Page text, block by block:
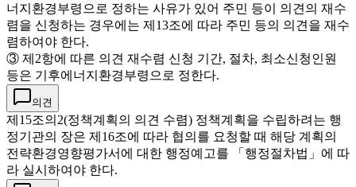
너지환경부령으로 정하는 사유가 있어 주민 등이 의견의 재수
렴을 신청하는 경우에는 제13조에 따라 주민 등의 의견을 재수
렴하여야 한다.
③ 제2항에 따른 의견 재수렴 신청 기간, 절차, 최소신청인원
등은 기후에너지환경부령으로 정한다.
의견
제15조의2(정책계획의 의견 수렴) 정책계획을 수립하려는 행
정기관의 장은 제16조에 따라 협의를 요청할 때 해당 계획의
전략환경영향평가서에 대한 행정예고를 「행정절차법」에 따
라 실시하여야 한다.